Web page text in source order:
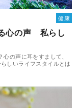
健康
心の声 私らし
の声に耳をすまして、
しいライフスタイルとは